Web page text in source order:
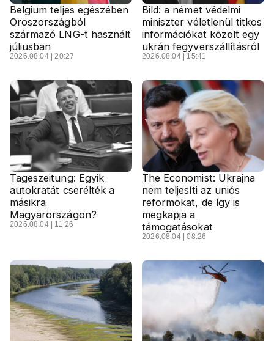
Belgium teljes egészében
Oroszországból
származó LNG-t használt
júliusban
2026.08.04 | 20:27
Bild: a német védelmi
miniszter véletlenül titkos
információkat közölt egy
ukrán fegyverszállításról
2026.08.04 | 15:41
Tageszeitung: Egyik
autokratát cserélték a
másikra
Magyarországon?
2026.08.04 | 11:26
The Economist: Ukrajna
nem teljesíti az uniós
reformokat, de így is
megkapja a
támogatásokat
2026.08.04 | 08:26